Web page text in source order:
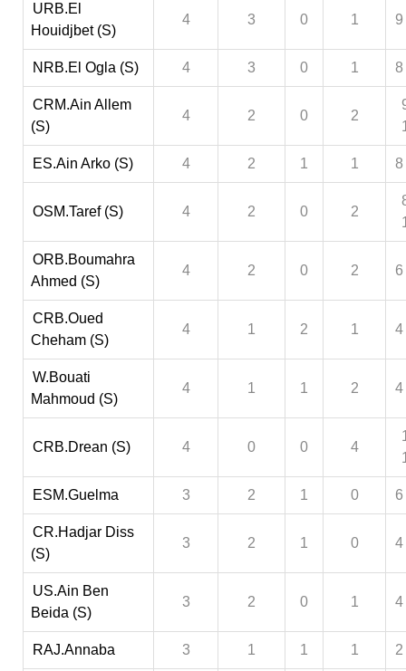
URB.El
Houidjbet (S)
4 3 0 1 9
NRB.El Ogla (S) 4 3 0 1 8
CRM.Ain Allem
(S)
4 2 0 2
ES.Ain Arko (S) 4 2 1 1 8
OSM.Taref (S) 4 2 0 2
ORB.Boumahra
Ahmed (S)
4 2 0 2 6
CRB.Oued
Cheham (S)
4 1 2 1 4
W.Bouati
Mahmoud (S)
4 1 1 2 4
CRB.Drean (S) 4 0 0 4
ESM.Guelma 3 2 1 0 6
CR.Hadjar Diss
(S)
3 2 1 0 4
US.Ain Ben
Beida (S)
3 2 0 1 4
RAJ.Annaba 3 1 1 1 2